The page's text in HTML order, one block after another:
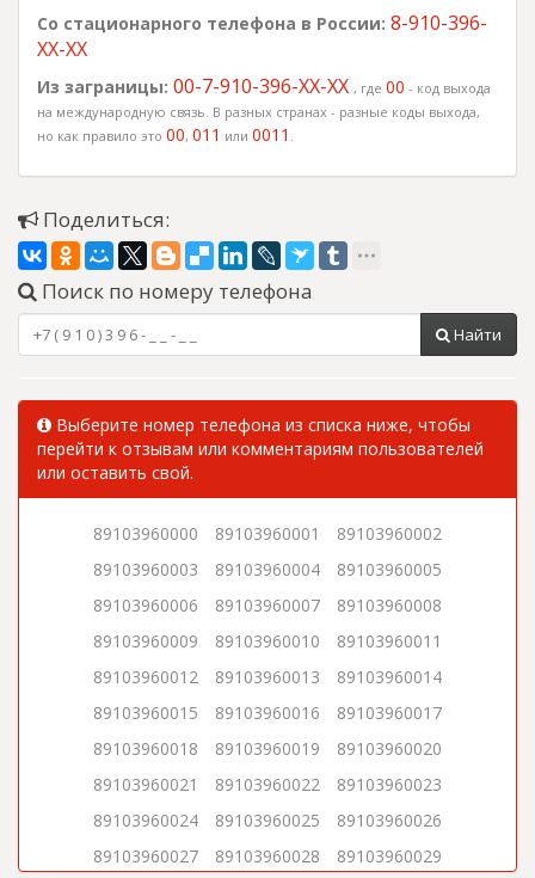
Со стационарного телефона в России: 8-910-396-
XX-XX
Из заграницы: 00-7-910-396-XX-XX , где 00 - код выхода
на международную связь. В разных странах - разные коды выхода,
но как правило это 00, 011 или 0011 .
Поделиться:
Поиск по номеру телефона
Найти
Выберите номер телефона из списка ниже, чтобы
перейти к отзывам или комментариям пользователей
или оставить свой.
89103960000 89103960001
89103960002
89103960003
89103960004
89103960005
89103960006
89103960007
89103960008
89103960009
89103960010
89103960011
89103960012
89103960013
89103960014
89103960015
89103960016
89103960017
89103960018
89103960019
89103960020
89103960021
89103960022
89103960023
89103960024
89103960025
89103960026
89103960027
89103960028 89103960029